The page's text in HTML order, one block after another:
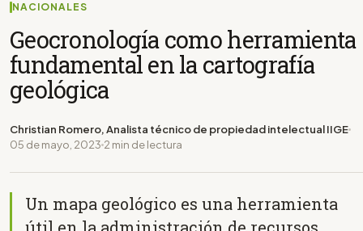
NACIONALES
Geocronología como herramienta
fundamental en la cartografía
geológica
Christian Romero, Analista técnico de propiedad intelectual IIGE
05 de mayo, 2023 2 min de lectura
Un mapa geológico es una herramienta